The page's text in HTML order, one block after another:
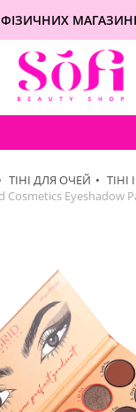
ФІЗИЧНИХ
ТІНІ ДЛЯ ОЧЕЙ
ТІНІ
Cosmetics Eyeshadow